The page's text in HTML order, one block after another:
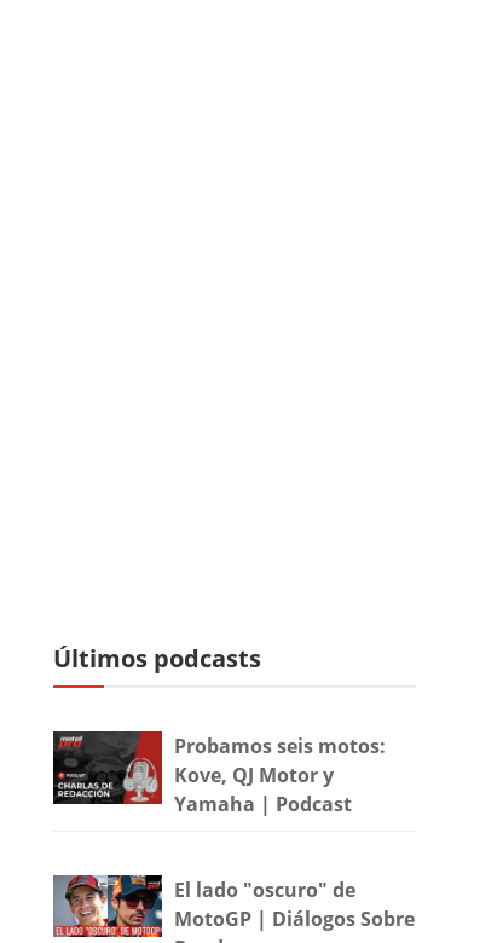
Últimos podcasts
Probamos seis motos:
Kove, QJ Motor y
Yamaha | Podcast
El lado "oscuro" de
MotoGP | Diálogos Sobre